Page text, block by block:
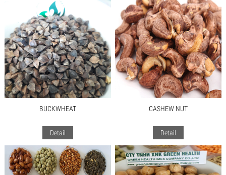
BUCKWHEAT
Detail
CASHEW NUT
Detail